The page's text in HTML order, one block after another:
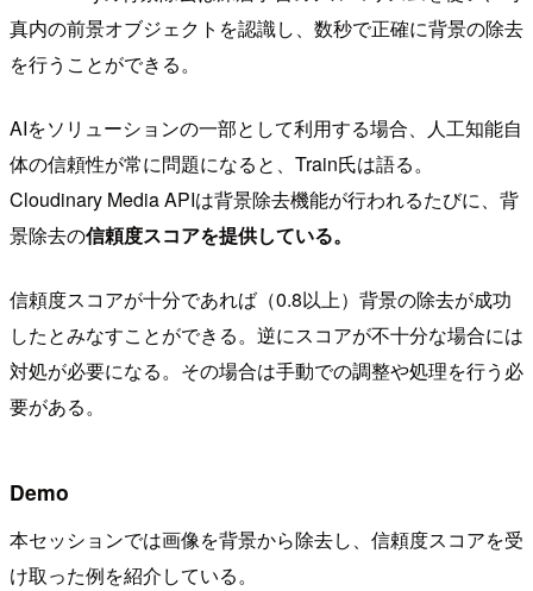
真内の前景オブジェクトを認識し、数秒で正確に背景の除去
を行うことができる。
AIをソリューションの一部として利用する場合、人工知能自
体の信頼性が常に問題になると、Train氏は語る。
Cloudinary Media APIは背景除去機能が行われるたびに、背
景除去の信頼度スコアを提供している。
信頼度スコアが十分であれば（0.8以上）背景の除去が成功
したとみなすことができる。逆にスコアが不十分な場合には
対処が必要になる。その場合は手動での調整や処理を行う必
要がある。
Demo
本セッションでは画像を背景から除去し、信頼度スコアを受
け取った例を紹介している。